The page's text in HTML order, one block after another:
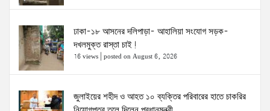
ঢাকা-১৮ আসনের দলিপাড়া- আহালিয়া সংযোগ সড়ক-
দখলমুক্ত রাস্তা চাই!
16 views posted on August 6, 2026
জুলাইয়ের শহীদ ও আহত ১০ ব্যক্তির পরিবারের হাতে চাকরির